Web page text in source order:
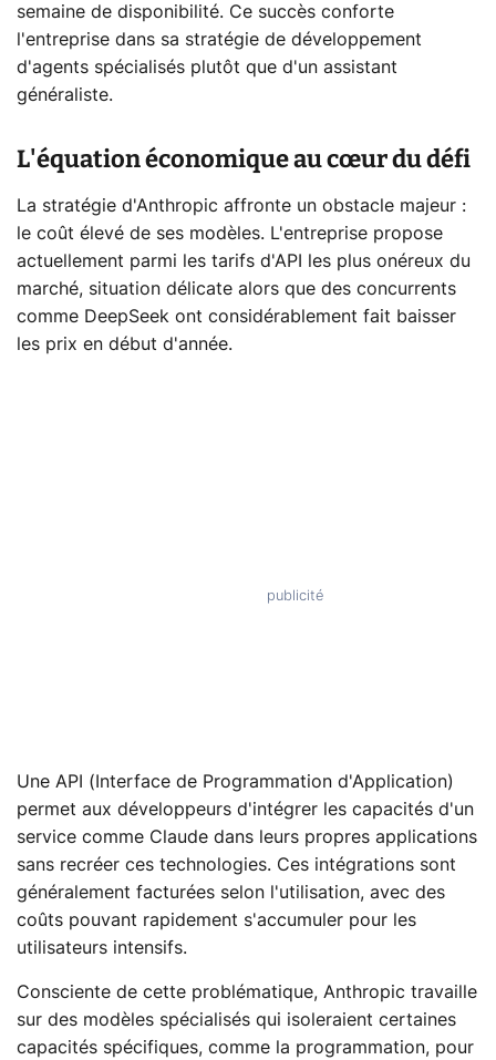
semaine de disponibilité. Ce succès conforte
l'entreprise dans sa stratégie de développement
d'agents spécialisés plutôt que d'un assistant
généraliste.
L'équation économique au cœur du défi
La stratégie d'Anthropic affronte un obstacle majeur :
le coût élevé de ses modèles. L'entreprise propose
actuellement parmi les tarifs d'API les plus onéreux du
marché, situation délicate alors que des concurrents
comme DeepSeek ont considérablement fait baisser
les prix en début d'année.
Une API (Interface de Programmation d'Application)
permet aux développeurs d'intégrer les capacités d'un
service comme Claude dans leurs propres applications
sans recréer ces technologies. Ces intégrations sont
généralement facturées selon l'utilisation, avec des
coûts pouvant rapidement s'accumuler pour les
utilisateurs intensifs.
Consciente de cette problématique, Anthropic travaille
sur des modèles spécialisés qui isoleraient certaines
capacités spécifiques, comme la programmation, pour